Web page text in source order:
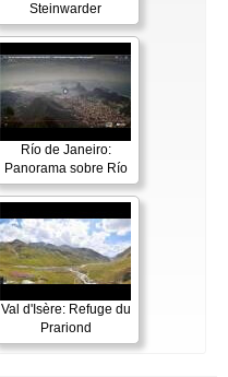
Steinwarder
Río de Janeiro:
Panorama sobre Río
Val d'Isère: Refuge du
Prariond